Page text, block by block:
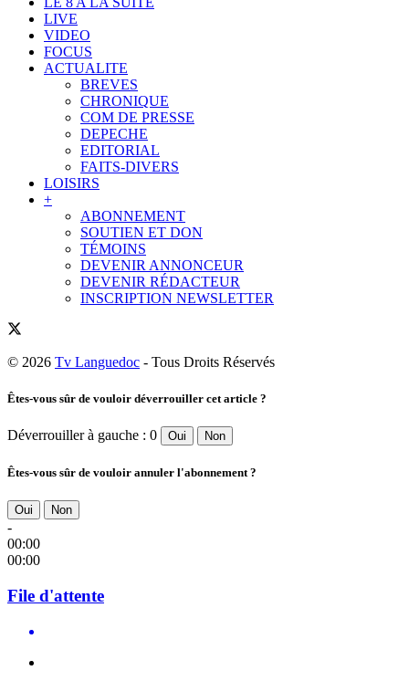
LIVE
VIDEO
FOCUS
ACTUALITE
BREVES
CHRONIQUE
COM DE PRESSE
DEPECHE
EDITORIAL
FAITS-DIVERS
LOISIRS
+
ABONNEMENT
SOUTIEN ET DON
TÉMOINS
DEVENIR ANNONCEUR
DEVENIR RÉDACTEUR
INSCRIPTION NEWSLETTER
© 2026 Tv Languedoc - Tous Droits Réservés
Êtes-vous sûr de vouloir déverrouiller cet article ?
Déverrouiller à gauche : 0 Oui Non
Êtes-vous sûr de vouloir annuler l'abonnement ?
Oui Non
-
00:00
00:00
File d'attente